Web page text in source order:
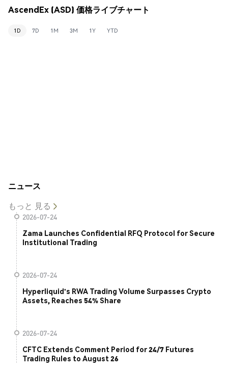
AscendEx (ASD) 価格ライブチャート
1D 7D 1M 3M 1Y YTD
ニュース
もっと 見る
2026-07-24
Zama Launches Confidential RFQ Protocol for Secure
Institutional Trading
2026-07-24
Hyperliquid's RWA Trading Volume Surpasses Crypto
Assets, Reaches 54% Share
2026-07-24
CFTC Extends Comment Period for 24/7 Futures
Trading Rules to August 26